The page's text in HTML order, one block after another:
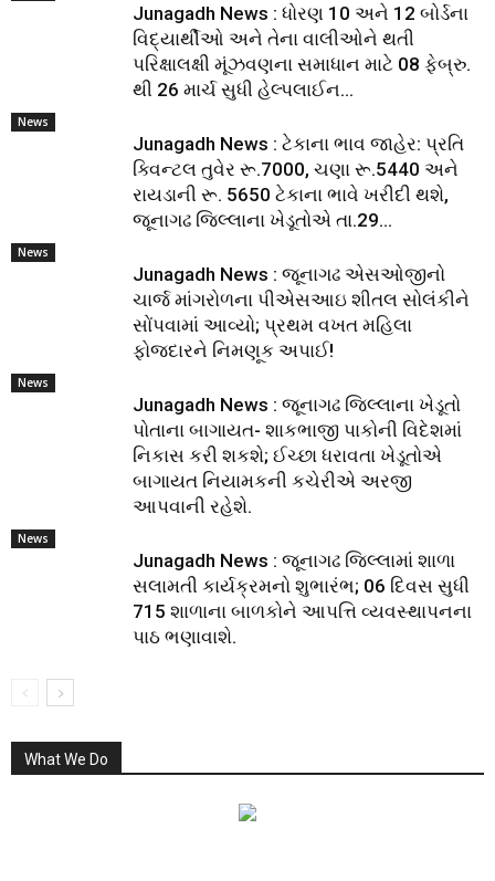
Junagadh News : ધોરણ 10 અને 12 બોર્ડના
વિદ્યાર્થીઓ અને તેના વાલીઓને થતી
પરિક્ષાલક્ષી મૂંઝવણના સમાધાન માટે 08 ફેબ્રુ.
થી 26 માર્ચ સુધી હેલ્પલાઈન...
News
Junagadh News : ટેકાના ભાવ જાહેર: પ્રતિ
ક્વિન્ટલ તુવેર રૂ.7000, ચણા રૂ.5440 અને
રાયડાની રૂ. 5650 ટેકાના ભાવે ખરીદી થશે,
જૂનાગઢ જિલ્લાના ખેડૂતોએ તા.29...
News
Junagadh News : જૂનાગઢ એસઓજીનો
ચાર્જ માંગરોળના પીએસઆઇ શીતલ સોલંકીને
સોંપવામાં આવ્યો; પ્રથમ વખત મહિલા
ફોજદારને નિમણૂક અપાઈ!
News
Junagadh News : જૂનાગઢ જિલ્લાના ખેડૂતો
પોતાના બાગાયત- શાકભાજી પાકોની વિદેશમાં
નિકાસ કરી શકશે; ઈચ્છા ધરાવતા ખેડૂતોએ
બાગાયત નિયામકની કચેરીએ અરજી
આપવાની રહેશે.
News
Junagadh News : જૂનાગઢ જિલ્લામાં શાળા
સલામતી કાર્યક્રમનો શુભારંભ; 06 દિવસ સુધી
715 શાળાના બાળકોને આપત્તિ વ્યવસ્થાપનના
પાઠ ભણાવાશે.
What We Do